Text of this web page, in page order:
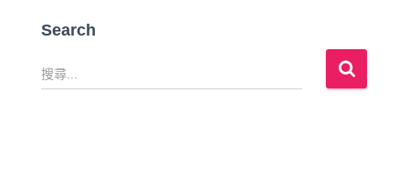
Search
搜
尋